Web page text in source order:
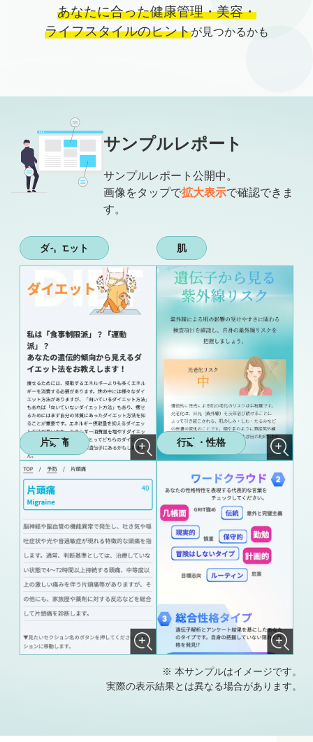
あなたに合った健康管理・美容・
ライフスタイルのヒントが見つかるかも
サンプルレポート
サンプルレポート公開中。
画像をタップで拡大表示で確認できま
す。
ダイエット 肌
片頭痛 行動・性格
※ 本サンプルはイメージです。
実際の表示結果とは異なる場合があります。